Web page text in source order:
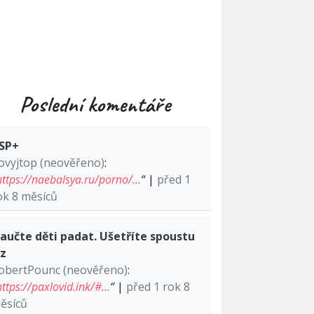
Poslední komentáře
(neověřeno):
naebalsya.ru/porno/…“| před 1
8 měsíců
děti padat. Ušetříte spoustu
(neověřeno):
paxlovid.ink/#…“| před 1 rok 8